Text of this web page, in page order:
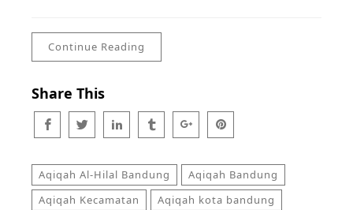
Continue Reading
Share This
Aqiqah Al-Hilal Bandung
Aqiqah Bandung
Aqiqah Kecamatan
Aqiqah kota bandung